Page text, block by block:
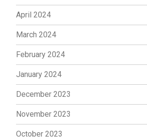
April 2024
March 2024
February 2024
January 2024
December 2023
November 2023
October 2023